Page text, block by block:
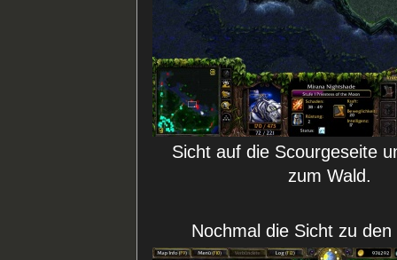
Sicht auf die Scourgeseite
zum Wald.
Nochmal die Sicht zu